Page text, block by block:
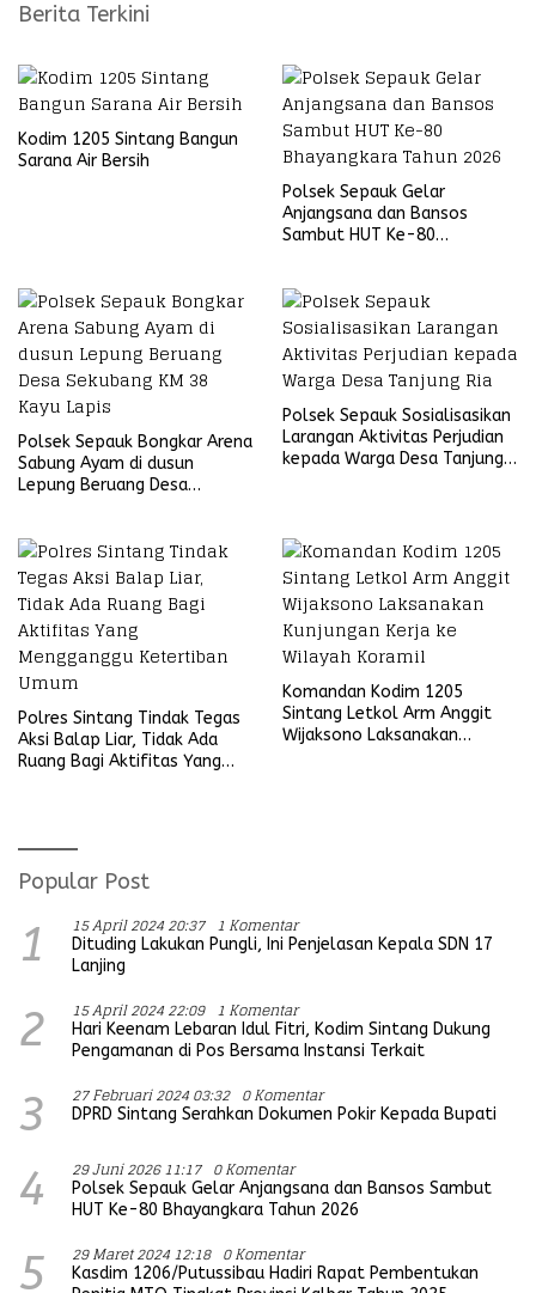
Berita Terkini
Kodim 1205 Sintang Bangun
Sarana Air Bersih
Polsek Sepauk Gelar
Anjangsana dan Bansos
Sambut HUT Ke-80
Polsek Sepauk Bongkar Arena
Sabung Ayam di dusun
Lepung Beruang Desa
Polsek Sepauk Sosialisasikan
Larangan Aktivitas Perjudian
kepada Warga Desa Tanjung
Polres Sintang Tindak Tegas
Aksi Balap Liar, Tidak Ada
Ruang Bagi Aktifitas Yang
Komandan Kodim 1205
Sintang Letkol Arm Anggit
Wijaksono Laksanakan
Popular Post
1 15 April 2024 20:37 1 Komentar
Dituding Lakukan Pungli, Ini Penjelasan Kepala SDN 17
Lanjing
2 15 April 2024 22:09 1 Komentar
Hari Keenam Lebaran Idul Fitri, Kodim Sintang Dukung
Pengamanan di Pos Bersama Instansi Terkait
3 27 Februari 2024 03:32 0 Komentar
DPRD Sintang Serahkan Dokumen Pokir Kepada Bupati
4 29 Juni 2026 11:17 0 Komentar
Polsek Sepauk Gelar Anjangsana dan Bansos Sambut
HUT Ke-80 Bhayangkara Tahun 2026
5 29 Maret 2024 12:18 0 Komentar
Kasdim 1206/Putussibau Hadiri Rapat Pembentukan